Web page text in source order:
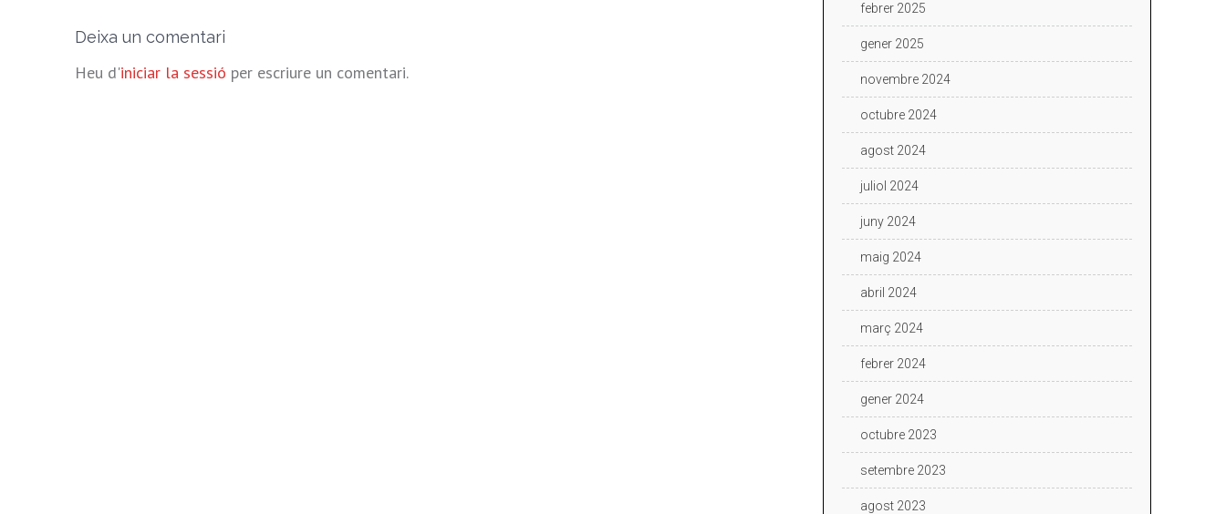
Deixa un comentari
Heu d'iniciar la sessió per escriure un comentari.
febrer 2025
gener 2025
novembre 2024
octubre 2024
agost 2024
juliol 2024
juny 2024
maig 2024
abril 2024
març 2024
febrer 2024
gener 2024
octubre 2023
setembre 2023
agost 2023